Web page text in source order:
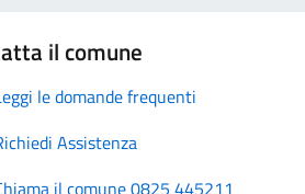
il comune
le domande frequenti
Assistenza
il comune 0825 445211